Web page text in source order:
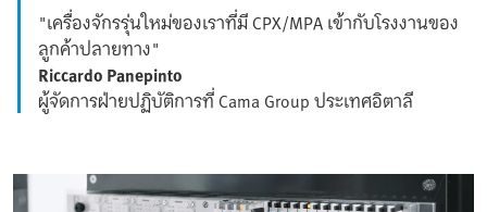
"เครื่องจักรรุ่นใหม่ของเราที่มี CPX/MPA เข้ากับโรงงานของ
ลูกค้าปลายทาง"
Riccardo Panepinto
ผู้จัดการฝ่ายปฏิบัติการที่ Cama Group ประเทศอิตาลี